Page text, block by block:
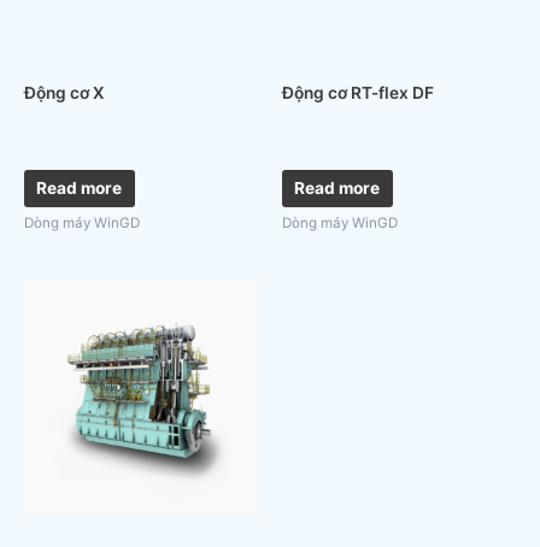
Động cơ X
Read more
Dòng máy WinGD
Động cơ RT-flex DF
Read more
Dòng máy WinGD